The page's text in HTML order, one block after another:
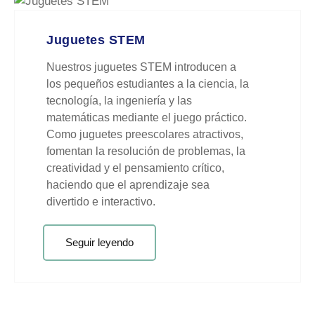
Juguetes STEM
Nuestros juguetes STEM introducen a
los pequeños estudiantes a la ciencia, la
tecnología, la ingeniería y las
matemáticas mediante el juego práctico.
Como juguetes preescolares atractivos,
fomentan la resolución de problemas, la
creatividad y el pensamiento crítico,
haciendo que el aprendizaje sea
divertido e interactivo.
Seguir leyendo